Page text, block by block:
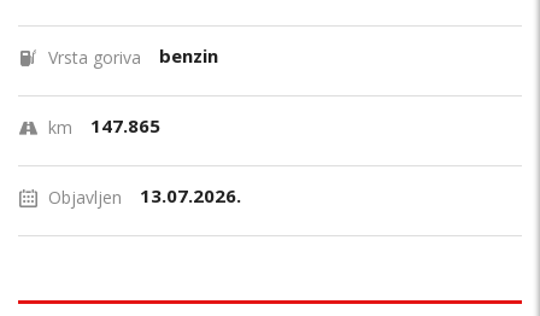
Vrsta goriva benzin
km 147.865
Objavljen 13.07.2026.